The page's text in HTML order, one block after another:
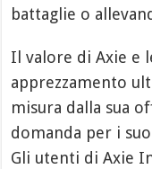
battaglie o
Il valore di Axie e
apprezzamento
misura dalla sua
domanda per i
Gli utenti di Axie